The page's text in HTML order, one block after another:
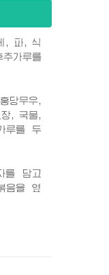
, 파, 식
가루를
당무우,
, 국물,
루를 두
를 담고
음을 옆